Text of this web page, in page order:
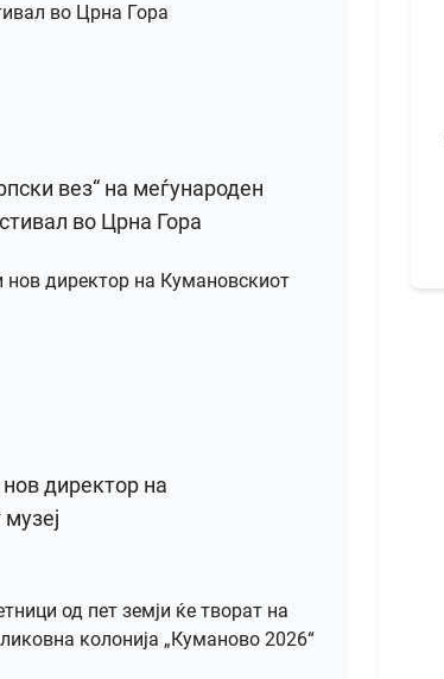
вез“ на меѓународен
во Црна Гора
директор на